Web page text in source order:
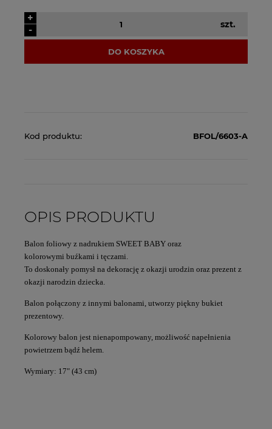
-
+
szt.
DO KOSZYKA
Kod produktu: BFOL/6603-A
OPIS PRODUKTU
Balon foliowy z nadrukiem SWEET BABY oraz
kolorowymi buźkami i tęczami.
To doskonały pomysł na dekorację z okazji urodzin oraz prezent z
okazji narodzin dziecka.
Balon połączony z innymi balonami, utworzy piękny bukiet
prezentowy.
Kolorowy balon jest nienapompowany, możliwość napełnienia
powietrzem bądź helem.
Wymiary: 17" (43 cm)